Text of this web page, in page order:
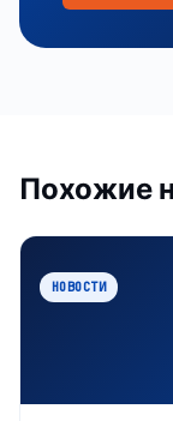
Похожие
НОВОСТИ